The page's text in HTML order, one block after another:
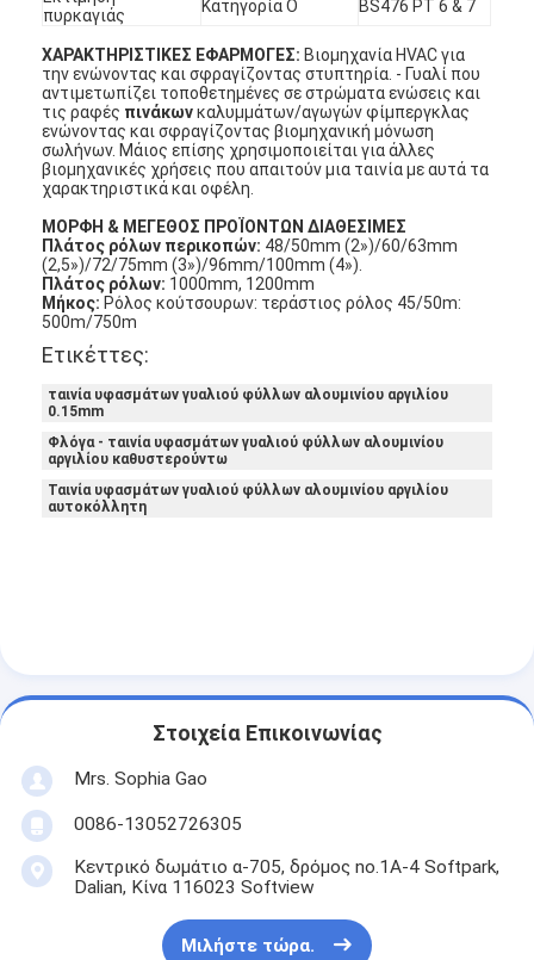
Σπίτι
Προϊόντα
Περίπου εμείς
Γύρος εργοστασίων
Ποιοτικός έλεγχος
Κολλητική ταινία υφασμάτων γυαλιού
Κολλητική ταινία ταινιών Polyimide
Κολλητική ταινία φύλλων αλουμινίου αργιλίου
πυρκαγιάς
Κατηγορία Ο BS476 PT 6 & 7
ΧΑΡΑΚΤΗΡΙΣΤΙΚΕΣ ΕΦΑΡΜΟΓΕΣ: Βιομηχανία HVAC για
την ενώνοντας και σφραγίζοντας στυπτηρία. - Γυαλί που
αντιμετωπίζει τοποθετημένες σε στρώματα ενώσεις και
τις ραφές πινάκωνκαλυμμάτων/αγωγών φίμπεργκλας
ενώνοντας και σφραγίζοντας βιομηχανική μόνωση
σωλήνων. Μάιος επίσης χρησιμοποιείται για άλλες
βιομηχανικές χρήσεις που απαιτούν μια ταινία με αυτά τα
χαρακτηριστικά και οφέλη.
ΜΟΡΦΗ & ΜΕΓΕΘΟΣ ΠΡΟΪΟΝΤΩΝ ΔΙΑΘΕΣΙΜΕΣ
Πλάτος ρόλων περικοπών: 48/50mm (2»)/60/63mm
(2,5»)/72/75mm (3»)/96mm/100mm (4»).
Πλάτος ρόλων: 1000mm, 1200mm
Μήκος: Ρόλος κούτσουρων: τεράστιος ρόλος 45/50m:
500m/750m
Ετικέττες:
ταινία υφασμάτων γυαλιού φύλλων αλουμινίου αργιλίου
0.15mm
Φλόγα - ταινία υφασμάτων γυαλιού φύλλων αλουμινίου
αργιλίου καθυστερούντω
Ταινία υφασμάτων γυαλιού φύλλων αλουμινίου αργιλίου
αυτοκόλλητη
Στοιχεία Επικοινωνίας
Mrs. Sophia Gao
0086-13052726305
Κεντρικό δωμάτιο α-705, δρόμος no.1A-4 Softpark,
Dalian, Κίνα 116023 Softview
Μιλήστε τώρα.